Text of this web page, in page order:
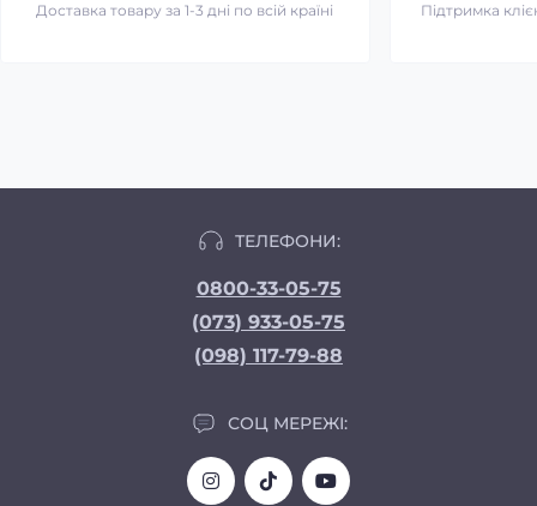
Доставка товару за 1-3 дні по всій країні Підтримка
ТЕЛЕФОНИ:
0800-33-05-75
(073) 933-05-75
(098) 117-79-88
СОЦ МЕРЕЖІ: